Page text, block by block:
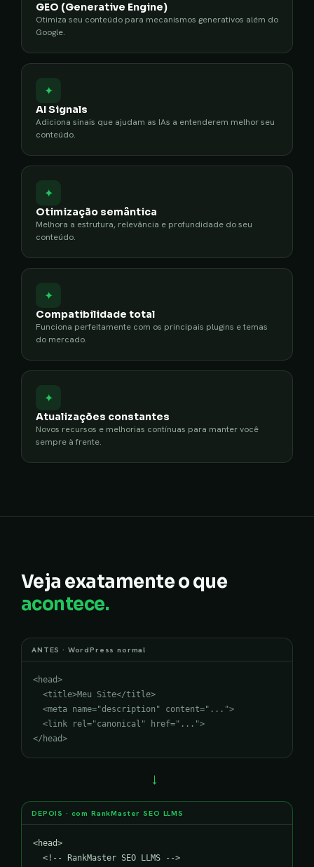
GEO (Generative Engine)
Otimiza seu conteúdo para mecanismos generativos além do
Google.
✦
AI Signals
Adiciona sinais que ajudam as IAs a entenderem melhor seu
conteúdo.
✦
Otimização semântica
Melhora a estrutura, relevância e profundidade do seu
conteúdo.
✦
Compatibilidade total
Funciona perfeitamente com os principais plugins e temas
do mercado.
✦
Atualizações constantes
Novos recursos e melhorias contínuas para manter você
sempre à frente.
Veja exatamente o que
acontece.
ANTES · WordPress normal
<head>
  <title>Meu Site</title>
  <meta name="description" content="...">
  <link rel="canonical" href="...">
</head>
→
DEPOIS · com RankMaster SEO LLMS
<head>
  <!-- RankMaster SEO LLMS -->